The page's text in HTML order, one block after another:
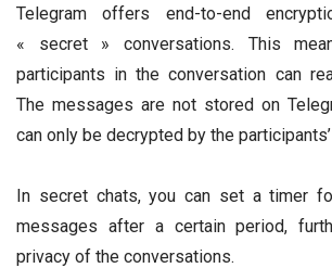
Telegram offers end-to-end
« secret » conversations. This
participants in the conversation can
The messages are not stored on
can only be decrypted by the
In secret chats, you can set a timer
messages after a certain period,
privacy of the conversations.